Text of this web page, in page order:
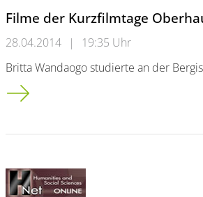
Filme der Kurzfilmtage
28.04.2014 |
19:35 Uhr
Britta Wandaogo studierte an der
Filme der Kurzfilmtage Oberhausen